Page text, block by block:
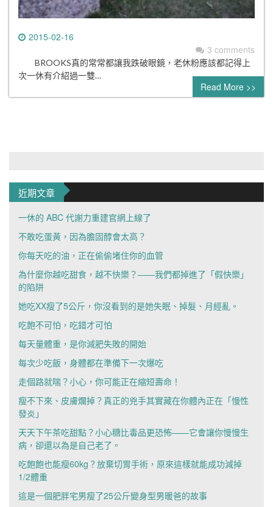
2015-02-16
3 comments
BROOKS真的常常都讓我跌破眼鏡，老休粉應該都記得上
次一休有介紹過一雙…
Read More >>
近期文章
一休的 ABC 代謝力重建官網上線了
不敢吃蛋黃，因為膽固醇會太高？
你每天吃的油，正在偷偷堵住你的血管
為什麼你越吃甜食，越不快樂？——我們都掉進了「假快樂」
的陷阱
她吃XX瘦了5公斤，你沒看到的是她失眠、掉髮、月經亂。
吃飽不可怕，吃錯才可怕
每天量體重，是你減肥失敗的開始
每次少吃飯，身體都在準備下一次爆吃
走個路就喘？小心，你可能正在縮短壽命！
瘦不下來、皮膚爛掉？真正的兇手其實藏在你體內正在「慢性
發炎」
天天下午茶吃甜點？小心糖比毒品更恐怖——它會讓你慢慢生
病，卻還以為是自己老了。
吃飽飽也能瘦60kg？放棄切胃手術，原來這樣就能成功減掉
1/2體重
這是一個肥胖宅男瘦了25公斤變身型男暖爸的故事